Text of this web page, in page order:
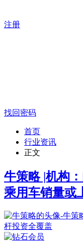
注册
找回密码
首页
行业资讯
正文
牛策略 |机构
乘用车销量或